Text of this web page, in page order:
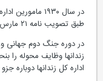
در سال ۱۹۳۰
طبق تصویب نامه ۲۱ مارس ۱۹۳۷ قضات دادگستری مامور اداره زندانها شدند.
در دوره جنگ دوم جهانی
اداره کل زندانها دوباره